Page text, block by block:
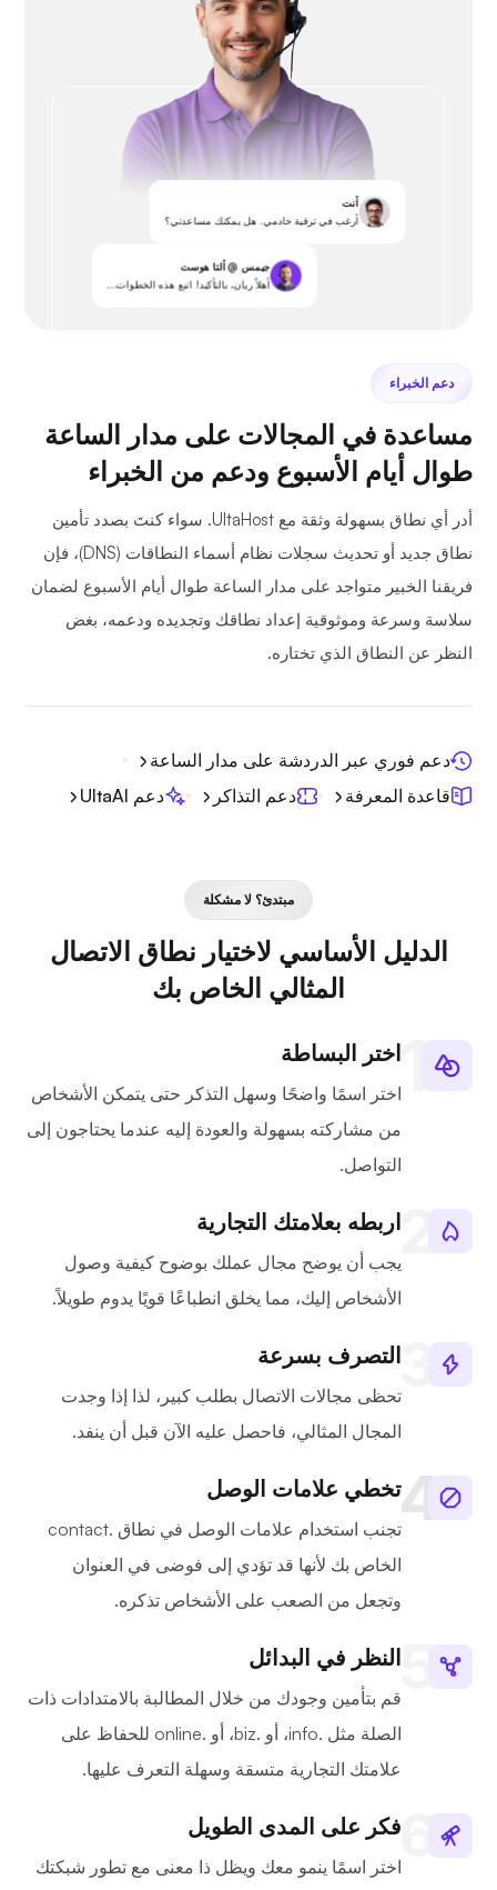
أنت
أرغب في ترقية خادمي. هل يمكنك مساعدتي؟
جيمس @ ألتا هوست
أهلاً ريان، بالتأكيد! اتبع هذه الخطوات...
دعم الخبراء
مساعدة في المجالات على مدار الساعة
طوال أيام الأسبوع ودعم من الخبراء
أدر أي نطاق بسهولة وثقة مع UltaHost. سواء كنتَ بصدد تأمين
نطاق جديد أو تحديث سجلات نظام أسماء النطاقات (DNS)، فإن
فريقنا الخبير متواجد على مدار الساعة طوال أيام الأسبوع لضمان
سلاسة وسرعة وموثوقية إعداد نطاقك وتجديده ودعمه، بغض
النظر عن النطاق الذي تختاره.
دعم فوري عبر الدردشة على مدار الساعة
قاعدة المعرفة
دعم التذاكر دعم UltaAI
مبتدئ؟ لا مشكلة
الدليل الأساسي لاختيار نطاق الاتصال
المثالي الخاص بك
اختر البساطة
اختر اسمًا واضحًا وسهل التذكر حتى يتمكن الأشخاص
من مشاركته بسهولة والعودة إليه عندما يحتاجون إلى
التواصل.
اربطه بعلامتك التجارية
يجب أن يوضح مجال عملك بوضوح كيفية وصول
الأشخاص إليك، مما يخلق انطباعًا قويًا يدوم طويلاً.
التصرف بسرعة
تحظى مجالات الاتصال بطلب كبير، لذا إذا وجدت
المجال المثالي، فاحصل عليه الآن قبل أن ينفد.
تخطي علامات الوصل
تجنب استخدام علامات الوصل في نطاق .contact
الخاص بك لأنها قد تؤدي إلى فوضى في العنوان
وتجعل من الصعب على الأشخاص تذكره.
النظر في البدائل
قم بتأمين وجودك من خلال المطالبة بالامتدادات ذات
الصلة مثل .info، أو .biz، أو .online للحفاظ على
علامتك التجارية متسقة وسهلة التعرف عليها.
فكر على المدى الطويل
اختر اسمًا ينمو معك ويظل ذا معنى مع تطور شبكتك